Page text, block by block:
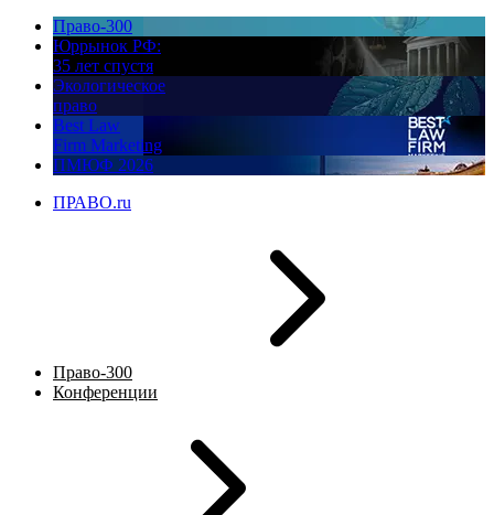
Право-300
Юррынок РФ:
35 лет спустя
Экологическое
право
Best Law
Firm Marketing
ПМЮФ 2026
ПРАВО.ru
Право-300
Конференции